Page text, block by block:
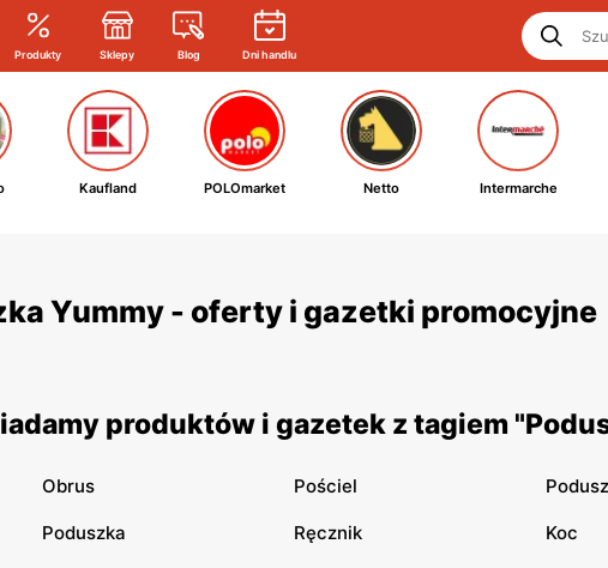
Produkty Sklepy Blog Dni handlu
Kaufland POLOmarket Netto Intermarche
Yummy - oferty i gazetki promocyjne
produktów i gazetek z tagiem
Obrus Pościel
Poduszka Ręcznik Koc